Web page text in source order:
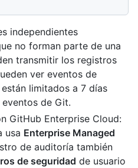
independientes
no forman parte de una
transmitir los registros
ver eventos de
limitados a 7 días
de Git.
GitHub Enterprise Cloud:
usa Enterprise Managed
de auditoría también
de seguridad de usuario